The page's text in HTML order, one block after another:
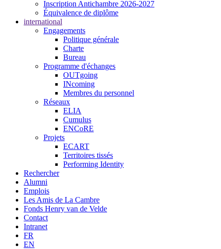
Inscription Antichambre 2026-2027
Équivalence de diplôme
international
Engagements
Politique générale
Charte
Bureau
Programme d'échanges
OUTgoing
INcoming
Membres du personnel
Réseaux
ELIA
Cumulus
ENCoRE
Projets
ECART
Territoires tissés
Performing Identity
Rechercher
Alumni
Emplois
Les Amis de La Cambre
Fonds Henry van de Velde
Contact
Intranet
FR
EN